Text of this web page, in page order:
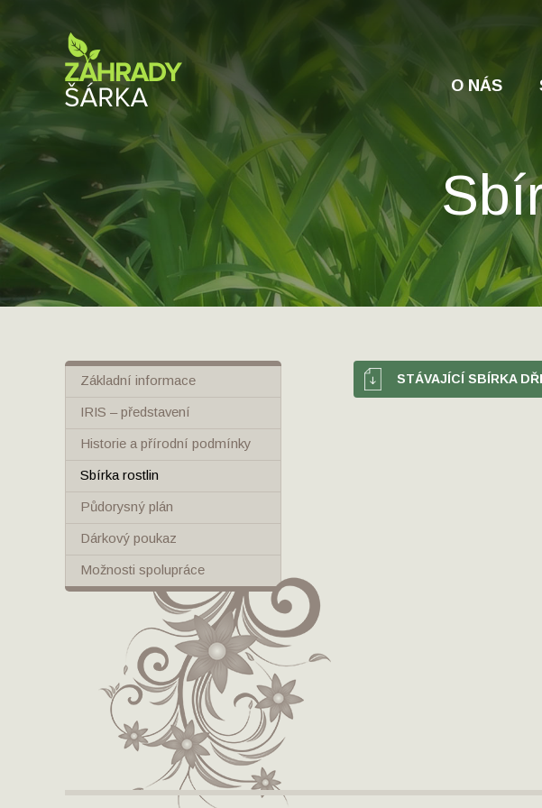
O NÁS
STÁVAJÍCÍ SBÍRKA
Základní informace
IRIS – představení
Historie a přírodní podmínky
Sbírka rostlin
Půdorysný plán
Dárkový poukaz
Možnosti spolupráce